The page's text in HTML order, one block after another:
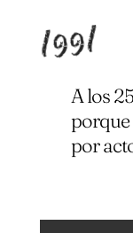
1991
A los
porque
por